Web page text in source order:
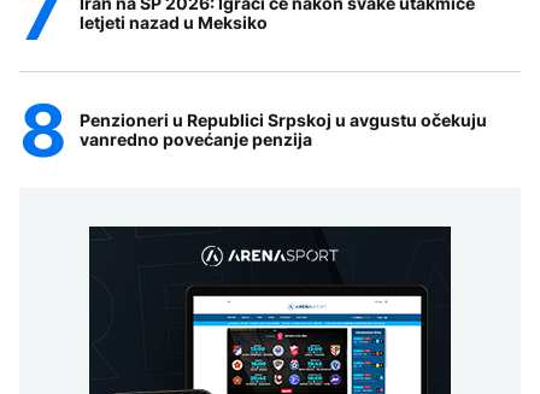
letjeti nazad u Meksiko
Penzioneri u Republici Srpskoj u avgustu očekuju
vanredno povećanje penzija